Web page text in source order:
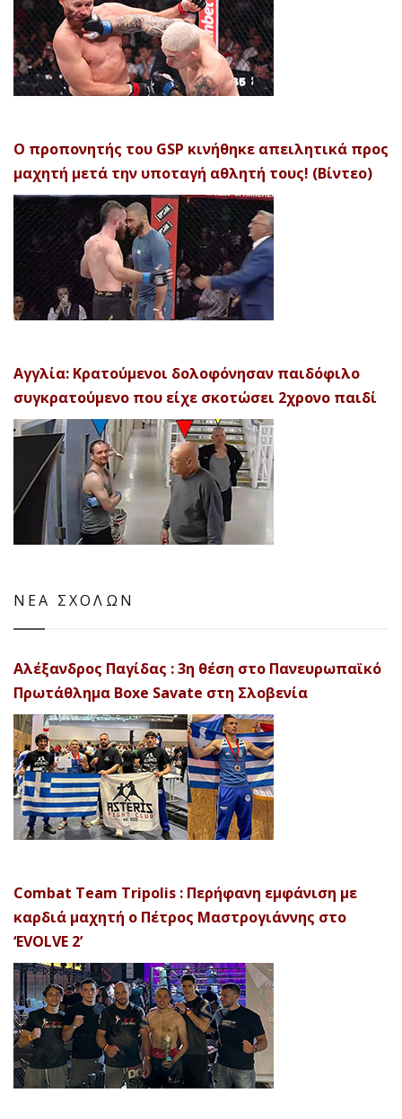
Ο προπονητής του GSP κινήθηκε απειλητικά προς
μαχητή μετά την υποταγή αθλητή τους! (Βίντεο)
Αγγλία: Κρατούμενοι δολοφόνησαν παιδόφιλο
συγκρατούμενο που είχε σκοτώσει 2χρονο παιδί
ΝΕΑ ΣΧΟΛΩΝ
Αλέξανδρος Παγίδας : 3η θέση στο Πανευρωπαϊκό
Πρωτάθλημα Boxe Savate στη Σλοβενία
Combat Team Tripolis : Περήφανη εμφάνιση με
καρδιά μαχητή ο Πέτρος Μαστρογιάννης στο
‘EVOLVE 2’